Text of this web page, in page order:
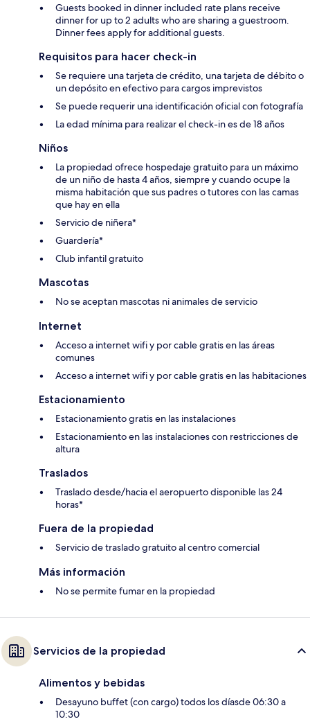
Guests booked in dinner included rate plans receive
dinner for up to 2 adults who are sharing a guestroom.
Dinner fees apply for additional guests.
Requisitos para hacer check-in
Se requiere una tarjeta de crédito, una tarjeta de débito o
un depósito en efectivo para cargos imprevistos
Se puede requerir una identificación oficial con fotografía
La edad mínima para realizar el check-in es de 18 años
Niños
La propiedad ofrece hospedaje gratuito para un máximo
de un niño de hasta 4 años, siempre y cuando ocupe la
misma habitación que sus padres o tutores con las camas
que hay en ella
Servicio de niñera*
Guardería*
Club infantil gratuito
Mascotas
No se aceptan mascotas ni animales de servicio
Internet
Acceso a internet wifi y por cable gratis en las áreas
comunes
Acceso a internet wifi y por cable gratis en las habitaciones
Estacionamiento
Estacionamiento gratis en las instalaciones
Estacionamiento en las instalaciones con restricciones de
altura
Traslados
Traslado desde/hacia el aeropuerto disponible las 24
horas*
Fuera de la propiedad
Servicio de traslado gratuito al centro comercial
Más información
No se permite fumar en la propiedad
Servicios de la propiedad
Alimentos y bebidas
Desayuno buffet (con cargo) todos los díasde 06:30 a
10:30